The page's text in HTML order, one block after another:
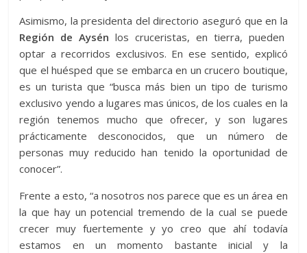
Asimismo, la presidenta del directorio aseguró que en la
Región de Aysén los cruceristas, en tierra, pueden
optar a recorridos exclusivos. En ese sentido, explicó
que el huésped que se embarca en un crucero boutique,
es un turista que “busca más bien un tipo de turismo
exclusivo yendo a lugares mas únicos, de los cuales en la
región tenemos mucho que ofrecer, y son lugares
prácticamente desconocidos, que un número de
personas muy reducido han tenido la oportunidad de
conocer”.
Frente a esto, “a nosotros nos parece que es un área en
la que hay un potencial tremendo de la cual se puede
crecer muy fuertemente y yo creo que ahí todavía
estamos en un momento bastante inicial y la